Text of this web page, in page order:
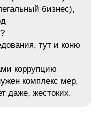
бизнес),
тут и коню
коррупцию
комплекс мер,
даже, жестоких.